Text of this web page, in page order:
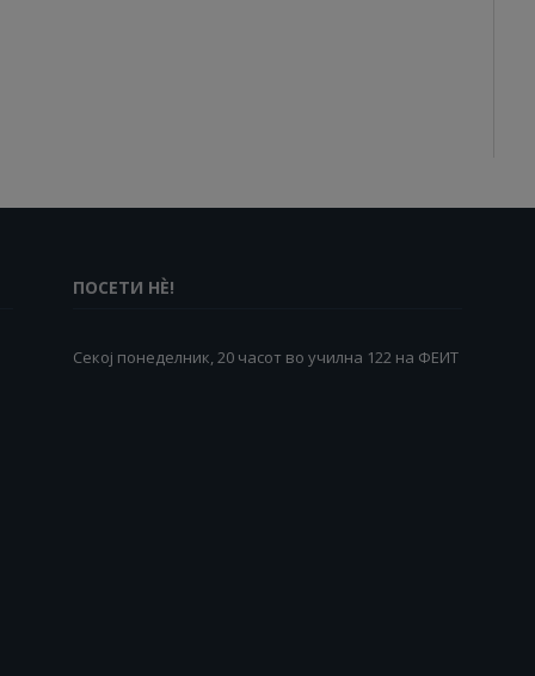
ПОСЕТИ НÈ!
Секој понеделник, 20 часот во училна 122 на ФЕИТ